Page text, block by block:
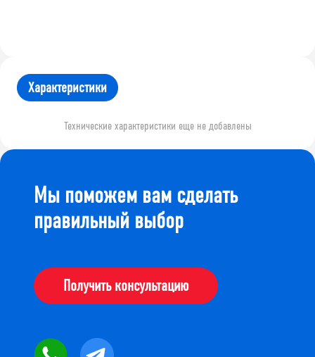
Характеристики
Технические характеристики еще не добавлены
Мы поможем вам сделать
правильный выбор
Получить консультацию